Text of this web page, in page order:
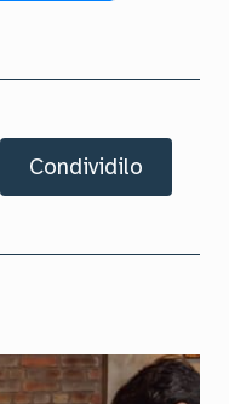
Condividilo